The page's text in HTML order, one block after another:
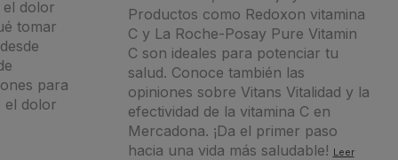
el dolor
tomar
para
el dolor
Productos como Redoxon vitamina
C y La Roche-Posay Pure Vitamin
C son ideales para potenciar tu
salud. Conoce también las
opiniones sobre Vitans Vitalidad y la
efectividad de la vitamina C en
Mercadona. ¡Da el primer paso
hacia una vida más saludable! Leer